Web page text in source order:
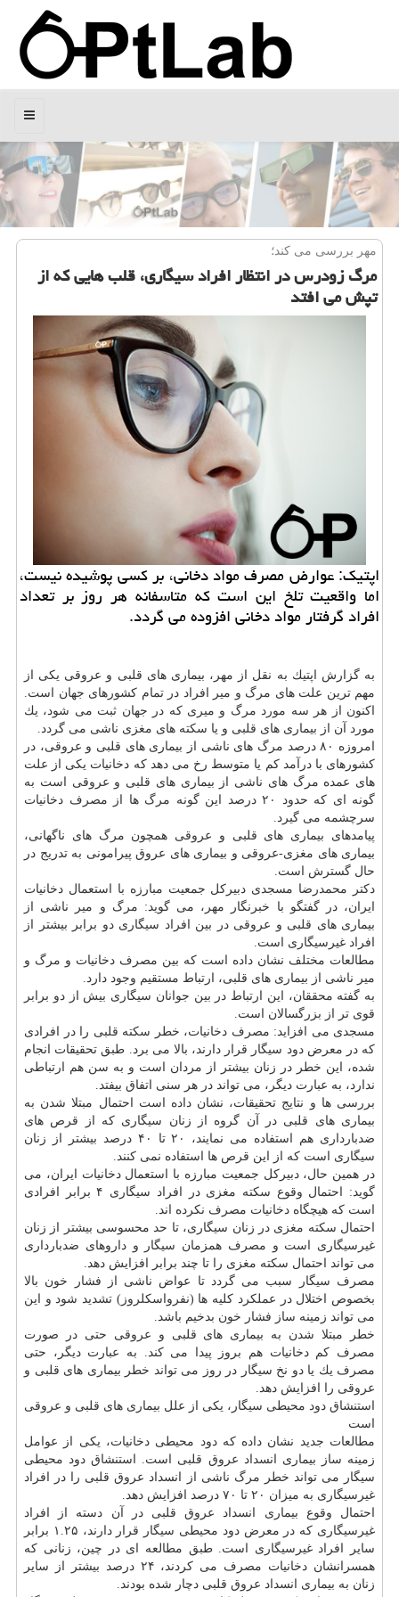
منو
مهر بررسی می كند؛
مرگ زودرس در انتظار افراد سیگاری، قلب هایی كه از
تپش می افتد
اپتیك: عوارض مصرف مواد دخانی، بر كسی پوشیده نیست،
اما واقعیت تلخ این است كه متاسفانه هر روز بر تعداد
افراد گرفتار مواد دخانی افزوده می گردد.
به گزارش اپتیك به نقل از مهر، بیماری های قلبی و عروقی یكی از
مهم ترین علت های مرگ و میر افراد در تمام كشورهای جهان است.
اكنون از هر سه مورد مرگ و میری كه در جهان ثبت می شود، یك
مورد آن از بیماری های قلبی و یا سكته های مغزی ناشی می گردد.
امروزه ۸۰ درصد مرگ های ناشی از بیماری های قلبی و عروقی، در
كشورهای با درآمد كم یا متوسط رخ می دهد كه دخانیات یكی از علت
های عمده مرگ های ناشی از بیماری های قلبی و عروقی است به
گونه ای كه حدود ۲۰ درصد این گونه مرگ ها از مصرف دخانیات
سرچشمه می گیرد.
پیامدهای بیماری های قلبی و عروقی همچون مرگ های ناگهانی،
بیماری های مغزی-عروقی و بیماری های عروق پیرامونی به تدریج در
حال گسترش است.
دكتر محمدرضا مسجدی دبیركل جمعیت مبارزه با استعمال دخانیات
ایران، در گفتگو با خبرنگار مهر، می گوید: مرگ و میر ناشی از
بیماری های قلبی و عروقی در بین افراد سیگاری دو برابر بیشتر از
افراد غیرسیگاری است.
مطالعات مختلف نشان داده است كه بین مصرف دخانیات و مرگ و
میر ناشی از بیماری های قلبی، ارتباط مستقیم وجود دارد.
به گفته محققان، این ارتباط در بین جوانان سیگاری بیش از دو برابر
قوی تر از بزرگسالان است.
مسجدی می افزاید: مصرف دخانیات، خطر سكته قلبی را در افرادی
كه در معرض دود سیگار قرار دارند، بالا می برد. طبق تحقیقات انجام
شده، این خطر در زنان بیشتر از مردان است و به سن هم ارتباطی
ندارد، به عبارت دیگر، می تواند در هر سنی اتفاق بیفتد.
بررسی ها و نتایج تحقیقات، نشان داده است احتمال مبتلا شدن به
بیماری های قلبی در آن گروه از زنان سیگاری كه از قرص های
ضدبارداری هم استفاده می نمایند، ۲۰ تا ۴۰ درصد بیشتر از زنان
سیگاری است كه از این قرص ها استفاده نمی كنند.
در همین حال، دبیركل جمعیت مبارزه با استعمال دخانیات ایران، می
گوید: احتمال وقوع سكته مغزی در افراد سیگاری ۴ برابر افرادی
است كه هیچگاه دخانیات مصرف نكرده اند.
احتمال سكته مغزی در زنان سیگاری، تا حد محسوسی بیشتر از زنان
غیرسیگاری است و مصرف همزمان سیگار و داروهای ضدبارداری
می تواند احتمال سكته مغزی را تا چند برابر افزایش دهد.
مصرف سیگار سبب می گردد تا عواض ناشی از فشار خون بالا
بخصوص اختلال در عملكرد كلیه ها (نفرواسكلروز) تشدید شود و این
می تواند زمینه ساز فشار خون بدخیم باشد.
خطر مبتلا شدن به بیماری های قلبی و عروقی حتی در صورت
مصرف كم دخانیات هم بروز پیدا می كند. به عبارت دیگر، حتی
مصرف یك یا دو نخ سیگار در روز می تواند خطر بیماری های قلبی و
عروقی را افزایش دهد.
استنشاق دود محیطی سیگار، یكی از علل بیماری های قلبی و عروقی
است
مطالعات جدید نشان داده كه دود محیطی دخانیات، یكی از عوامل
زمینه ساز بیماری انسداد عروق قلبی است. استنشاق دود محیطی
سیگار می تواند خطر مرگ ناشی از انسداد عروق قلبی را در افراد
غیرسیگاری به میزان ۲۰ تا ۷۰ درصد افزایش دهد.
احتمال وقوع بیماری انسداد عروق قلبی در آن دسته از افراد
غیرسیگاری كه در معرض دود محیطی سیگار قرار دارند، ۱.۲۵ برابر
سایر افراد غیرسیگاری است. طبق مطالعه ای در چین، زنانی كه
همسرانشان دخانیات مصرف می كردند، ۲۴ درصد بیشتر از سایر
زنان به بیماری انسداد عروق قلبی دچار شده بودند.